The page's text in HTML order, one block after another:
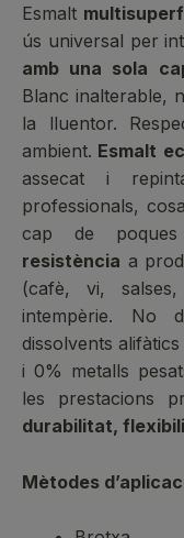
Esmalt
ús universal per
amb una sola
Blanc inalterable,
la lluentor.
ambient. Esmalt
assecat i
professionals,
cap de
resistència a
(cafè, vi,
intempèrie. No
dissolvents
i 0% metalls
les prestacions
durabilitat,
Mètodes